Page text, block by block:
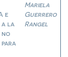
e
a la
no
Mariela
Guerrero
Rangel